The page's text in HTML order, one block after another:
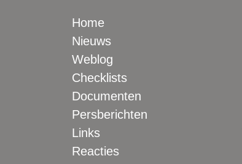
Home
Nieuws
Weblog
Checklists
Documenten
Persberichten
Links
Reacties